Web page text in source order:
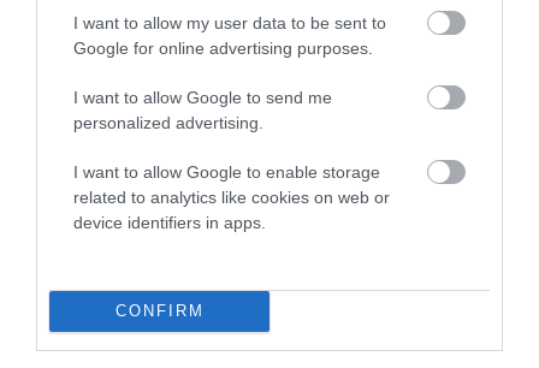
I want to allow my user data to be sent to
Google for online advertising purposes.
I want to allow Google to send me
personalized advertising.
I want to allow Google to enable storage
related to analytics like cookies on web or
device identifiers in apps.
CONFIRM
Για τον Guest - Γιωργος
Για τον Guest – Γιωργος
Βόσσος να πάει στο δικαστήριο να στηρίξει
αυτόν τον Δημοσιογράφο που επιτέλους
Και μαζί με τον κ. Βόσσο θα είμαστε και εμείς
οι Ανδριώτες μαζί του, πολλοί Ανδριώτες